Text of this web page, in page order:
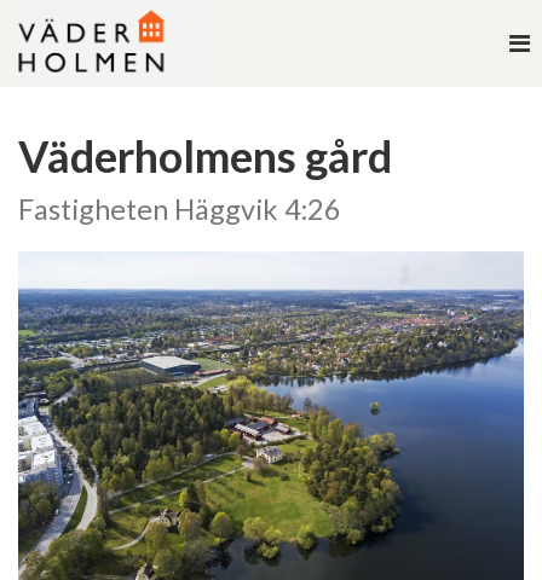
Väderholmens gård
Fastigheten Häggvik 4:26